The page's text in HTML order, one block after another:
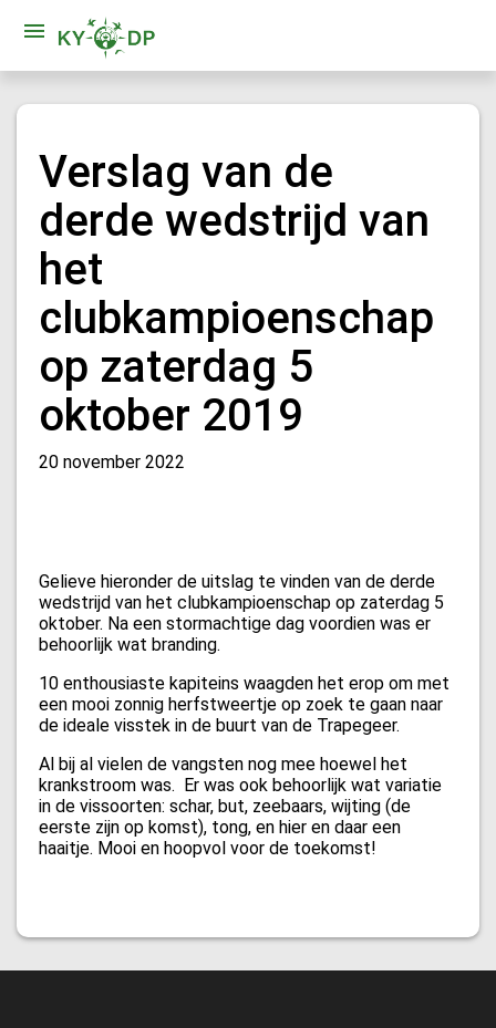
Verslag van de
derde wedstrijd van
het
clubkampioenschap
op zaterdag 5
oktober 2019
20 november 2022
Gelieve hieronder de uitslag te vinden van de derde
wedstrijd van het clubkampioenschap op zaterdag 5
oktober. Na een stormachtige dag voordien was er
behoorlijk wat branding.
10 enthousiaste kapiteins waagden het erop om met
een mooi zonnig herfstweertje op zoek te gaan naar
de ideale visstek in de buurt van de Trapegeer.
Al bij al vielen de vangsten nog mee hoewel het
krankstroom was. Er was ook behoorlijk wat variatie
in de vissoorten: schar, but, zeebaars, wijting (de
eerste zijn op komst), tong, en hier en daar een
haaitje. Mooi en hoopvol voor de toekomst!